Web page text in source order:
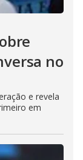
no
e revela
em